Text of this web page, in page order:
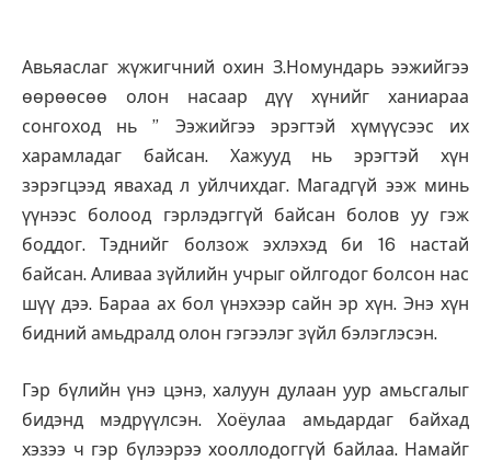
Авьяаслаг жүжигчний охин З.Номундарь ээжийгээ
өөрөөсөө олон насаар дүү хүнийг ханиараа
сонгоход нь ” Ээжийгээ эрэгтэй хүмүүсээс их
харамладаг байсан. Хажууд нь эрэгтэй хүн
зэрэгцээд явахад л уйлчихдаг. Магадгүй ээж минь
үүнээс болоод гэрлэдэггүй байсан болов уу гэж
боддог. Тэднийг болзож эхлэхэд би 16 настай
байсан. Аливаа зүйлийн учрыг ойлгодог болсон нас
шүү дээ. Бараа ах бол үнэхээр сайн эр хүн. Энэ хүн
бидний амьдралд олон гэгээлэг зүйл бэлэглэсэн.
Гэр бүлийн үнэ цэнэ, халуун дулаан уур амьсгалыг
бидэнд мэдрүүлсэн. Хоёулаа амьдардаг байхад
хэзээ ч гэр бүлээрээ хооллодоггүй байлаа. Намайг